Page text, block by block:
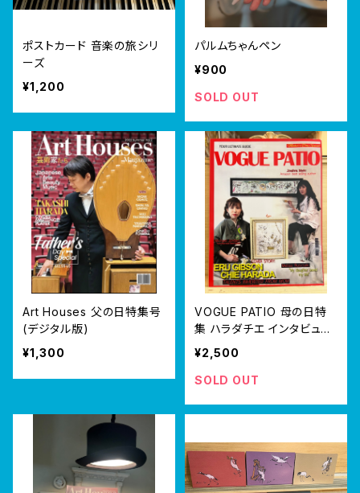
ポストカード 音楽の旅シリ
ーズ
¥1,200
パルムちゃんペン
¥900
SOLD OUT
Art Houses 父の日特集号
(デジタル版)
¥1,300
VOGUE PATIO 母の日特
集 ハラダチエ インタビュ
ー 直輸入
¥2,500
SOLD OUT